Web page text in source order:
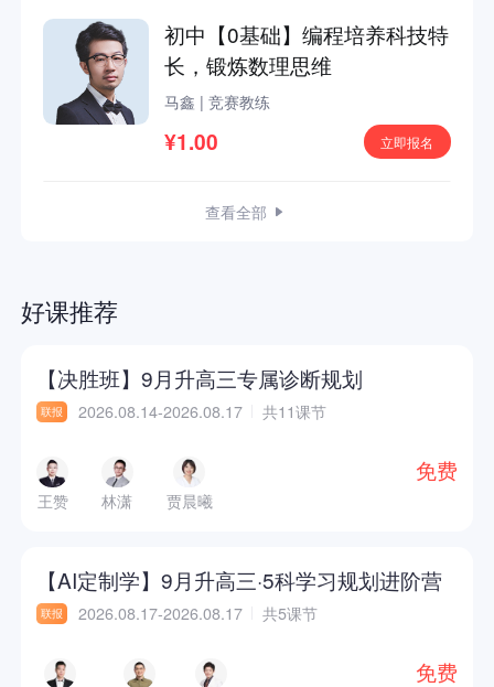
初中【0基础】编程培养科技特
长，锻炼数理思维
马鑫 | 竞赛教练
¥1.00 立即报名
查看全部
好课推荐
【决胜班】9月升高三专属诊断规划
联报 2026.08.14-2026.08.17 共11课节
王赞 林潇 贾晨曦
免费
【AI定制学】9月升高三·5科学习规划进阶营
联报 2026.08.17-2026.08.17 共5课节
免费